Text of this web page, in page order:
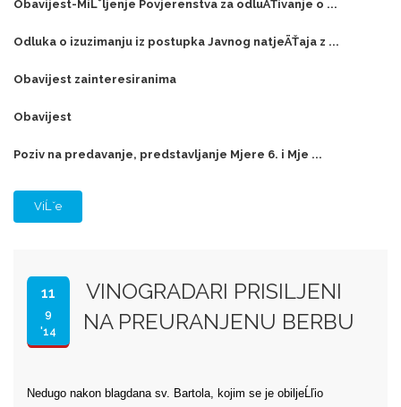
Obavijest-MiĹˇljenje Povjerenstva za odluÄŤivanje o ...
Odluka o izuzimanju iz postupka Javnog natjeÄŤaja z ...
Obavijest zainteresiranima
Obavijest
Poziv na predavanje, predstavljanje Mjere 6. i Mje ...
ViĹˇe
11
9
'14
VINOGRADARI PRISILJENI
NA PREURANJENU BERBU
Nedugo nakon blagdana sv. Bartola, kojim se je obiljeĹľio